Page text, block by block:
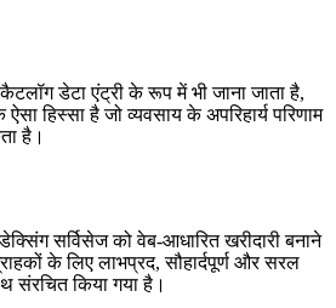
डेटा एंट्री के रूप में भी जाना जाता है,
हिस्सा है जो व्यवसाय के अपरिहार्य परिणाम
है।
सर्विसेज को वेब-आधारित खरीदारी बनाने
के लिए लाभप्रद, सौहार्दपूर्ण और सरल
संरचित किया गया है।